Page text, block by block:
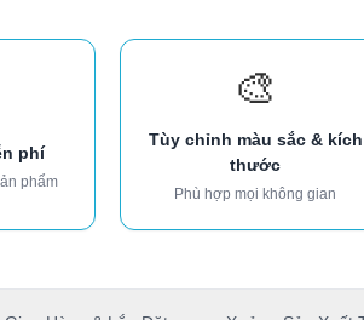
phí
phẩm
🎨
Tùy chỉnh màu sắc & kích
thước
Phù hợp mọi không gian